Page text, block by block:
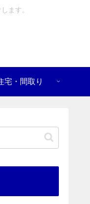
ます。
宅・間取り